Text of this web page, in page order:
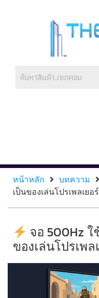
หน้าหลัก บทความ
เป็นของเล่นโปรเพลเยอ
จอ 500Hz
ของเล่นโปรเพ